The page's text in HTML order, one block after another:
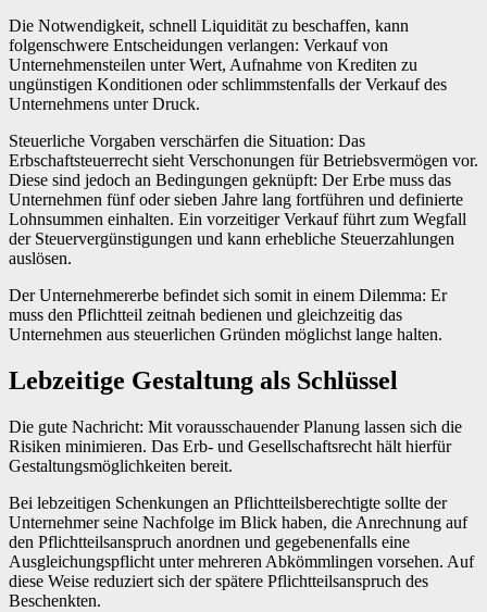
Die Notwendigkeit, schnell Liquidität zu beschaffen, kann
folgenschwere Entscheidungen verlangen: Verkauf von
Unternehmensteilen unter Wert, Aufnahme von Krediten zu
ungünstigen Konditionen oder schlimmstenfalls der Verkauf des
Unternehmens unter Druck.
Steuerliche Vorgaben verschärfen die Situation: Das
Erbschaftsteuerrecht sieht Verschonungen für Betriebsvermögen vor.
Diese sind jedoch an Bedingungen geknüpft: Der Erbe muss das
Unternehmen fünf oder sieben Jahre lang fortführen und definierte
Lohnsummen einhalten. Ein vorzeitiger Verkauf führt zum Wegfall
der Steuervergünstigungen und kann erhebliche Steuerzahlungen
auslösen.
Der Unternehmererbe befindet sich somit in einem Dilemma: Er
muss den Pflichtteil zeitnah bedienen und gleichzeitig das
Unternehmen aus steuerlichen Gründen möglichst lange halten.
Lebzeitige Gestaltung als Schlüssel
Die gute Nachricht: Mit vorausschauender Planung lassen sich die
Risiken minimieren. Das Erb- und Gesellschaftsrecht hält hierfür
Gestaltungsmöglichkeiten bereit.
Bei lebzeitigen Schenkungen an Pflichtteilsberechtigte sollte der
Unternehmer seine Nachfolge im Blick haben, die Anrechnung auf
den Pflichtteilsanspruch anordnen und gegebenenfalls eine
Ausgleichungspflicht unter mehreren Abkömmlingen vorsehen. Auf
diese Weise reduziert sich der spätere Pflichtteilsanspruch des
Beschenkten.